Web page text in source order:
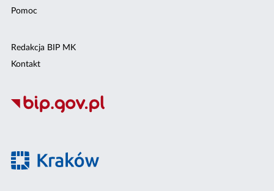
Pomoc
Redakcja BIP MK
Kontakt